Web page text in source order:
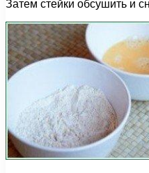
Затем стейки обсушить и